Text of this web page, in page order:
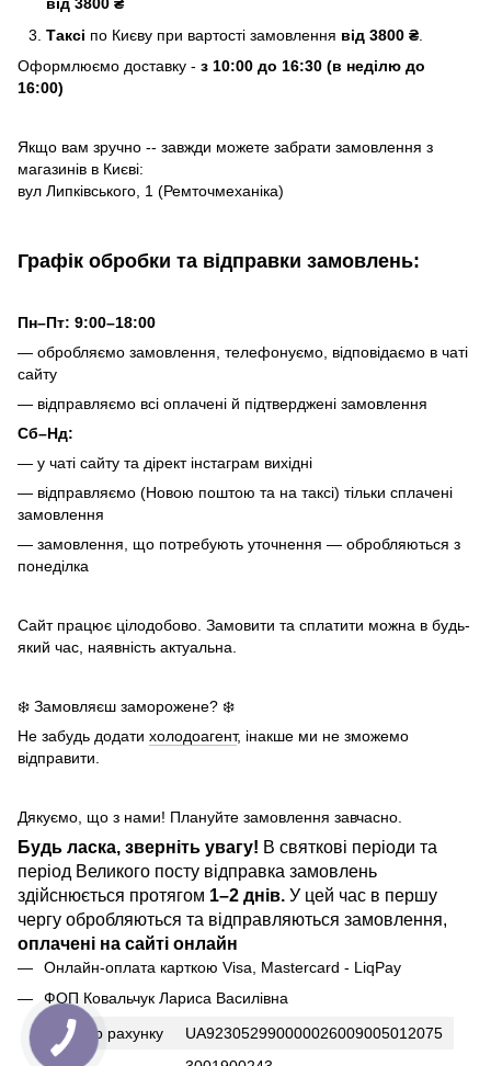
від 3800 ₴
Таксі по Києву при вартості замовлення від 3800 ₴.
Оформлюємо доставку - з 10:00 до 16:30 (в неділю до
16:00)
Якщо вам зручно -- завжди можете забрати замовлення з
магазинів в Києві:
вул Липківського, 1 (Ремточмеханіка)
Графік обробки та відправки замовлень:
Пн–Пт: 9:00–18:00
— обробляємо замовлення, телефонуємо, відповідаємо в чаті
сайту
— відправляємо всі оплачені й підтверджені замовлення
Сб–Нд:
— у чаті сайту та дірект інстаграм вихідні
— відправляємо (Новою поштою та на таксі) тільки сплачені
замовлення
— замовлення, що потребують уточнення — обробляються з
понеділка
Сайт працює цілодобово. Замовити та сплатити можна в будь-
який час, наявність актуальна.
❄️ Замовляєш заморожене? ❄️
Не забудь додати холодоагент, інакше ми не зможемо
відправити.
Дякуємо, що з нами! Плануйте замовлення завчасно.
Будь ласка, зверніть увагу! В святкові періоди та
період Великого посту відправка замовлень
здійснюється протягом 1–2 днів. У цей час в першу
чергу обробляються та відправляються замовлення,
оплачені на сайті онлайн
Онлайн-оплата карткою Visa, Mastercard - LiqPay
ФОП Ковальчук Лариса Василівна
Номер рахунку
UA923052990000026009005012075